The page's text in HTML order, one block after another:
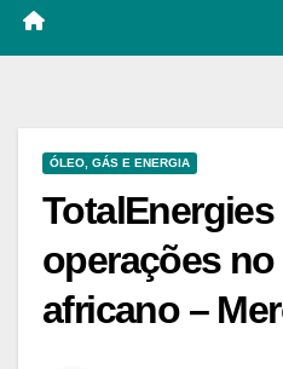
ÓLEO, GÁS E ENERGIA
operações
africano –